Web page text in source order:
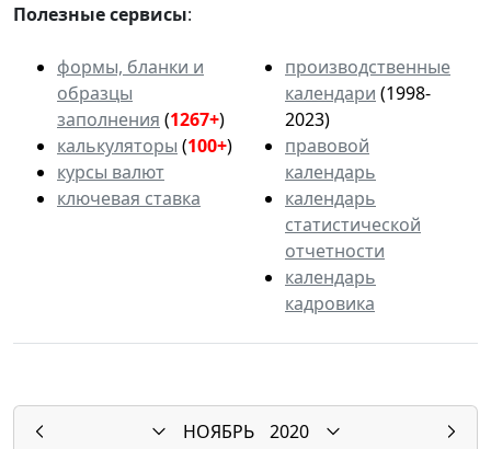
Полезные сервисы:
формы, бланки и
образцы
заполнения (1267+)
калькуляторы (100+)
курсы валют
ключевая ставка
производственные
календари (1998-
2023)
правовой
календарь
календарь
статистической
отчетности
календарь
кадровика
НОЯБРЬ
2020